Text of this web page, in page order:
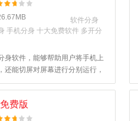
软件分身
手机分身 十大免费软件 多开分
身软件，能够帮助用户将手机上
能切屏对屏幕进行分别运行，
不同的工作，软件使用起来十分
费版